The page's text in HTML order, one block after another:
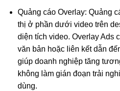
Quảng cáo Overlay: Quảng
thị ở phần dưới video trên
diện tích video. Overlay Ads
văn bản hoặc liên kết dẫn
giúp doanh nghiệp tăng
không làm gián đoạn trải
dùng.